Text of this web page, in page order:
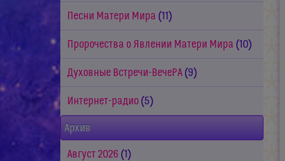
Песни Матери Мира (11)
Пророчества о Явлении Матери Мира (10)
Духовные Встречи-ВечеРА (9)
Интернет-радио (5)
Архив
Август 2026 (1)